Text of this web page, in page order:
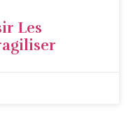
Les